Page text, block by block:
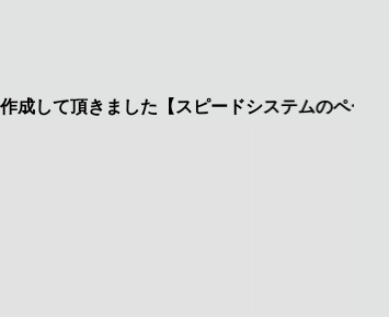
きました【スピードシステムのページを見た